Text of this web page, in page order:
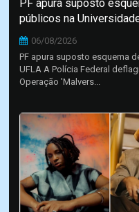
PF apura suposto
públicos na
06/08/2026
PF apura suposto esquema
UFLA A Polícia Federal
Operação 'Malvers...